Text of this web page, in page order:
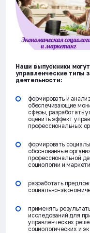
Наши выпускники
управленческие типы
деятельности:
формировать и
обеспечивающие
сферы, разработать
оценить эффект
профессиональных
формировать
обоснованные
профессиональной
социологии и
разработать
социально-
применять
исследований для
управленческих
социологических и